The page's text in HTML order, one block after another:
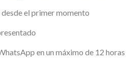
el primer momento
en un máximo de 12 horas